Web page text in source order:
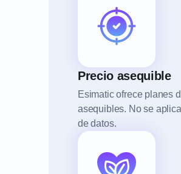
Precio asequible
Esimatic ofrece planes
asequibles. No se
de datos.